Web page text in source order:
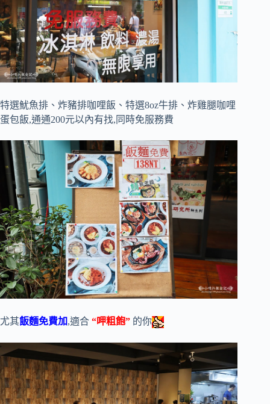
特選魷魚排、炸豬排咖哩飯、特選8oz牛排、炸雞腿咖哩
蛋包飯,通通200元以內有找,同時免服務費
尤其飯麵免費加,適合 “呷粗飽” 的你